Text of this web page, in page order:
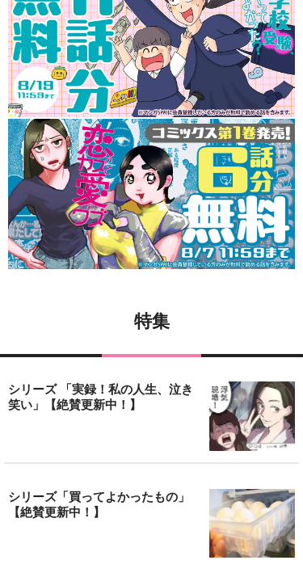
特集
シリーズ 「実録！私の人生、泣き
笑い」【絶賛更新中！】
シリーズ「買ってよかったもの」
【絶賛更新中！】